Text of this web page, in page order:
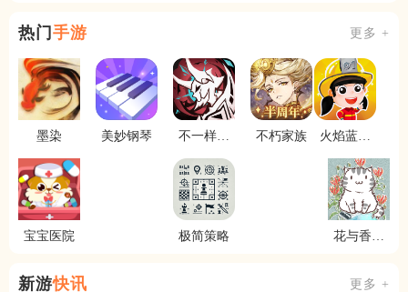
热门 手游 更多 +
墨染 美妙钢琴
不一样传
不朽家族
火焰蓝英
宝宝医院 极简策略
花与香水
新游快讯 更多 +